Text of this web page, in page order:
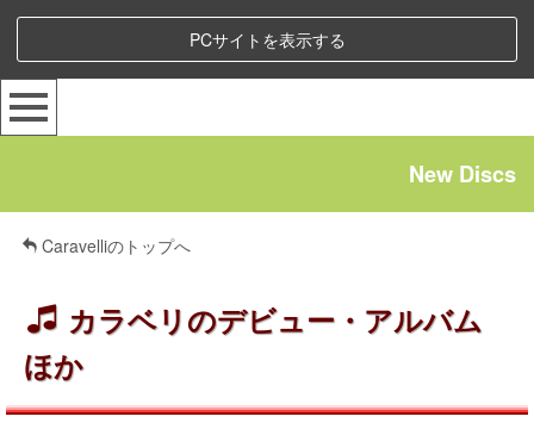
PCサイトを表示する
New Discs
Caravelliのトップへ
カラベリのデビュー・アルバム
ほか